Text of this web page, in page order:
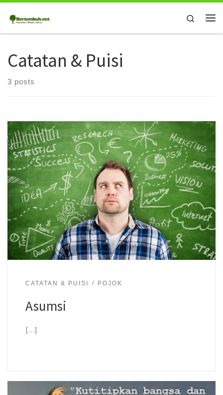
Skip to content
Search
Catatan & Puisi
3 posts
CATATAN & PUISI POJOK
Asumsi
[…]